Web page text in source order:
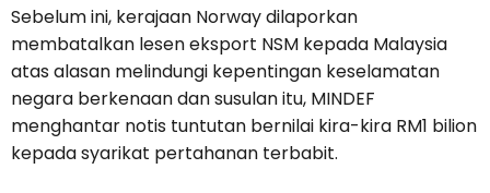
Sebelum ini, kerajaan Norway dilaporkan
membatalkan lesen eksport NSM kepada Malaysia
atas alasan melindungi kepentingan keselamatan
negara berkenaan dan susulan itu, MINDEF
menghantar notis tuntutan bernilai kira-kira RM1 bilion
kepada syarikat pertahanan terbabit.